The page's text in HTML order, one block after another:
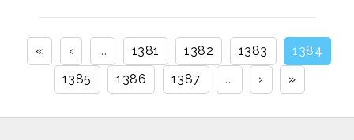
« ‹ ... 1381 1382 1383
1384
1385
1386 1387 ... › »